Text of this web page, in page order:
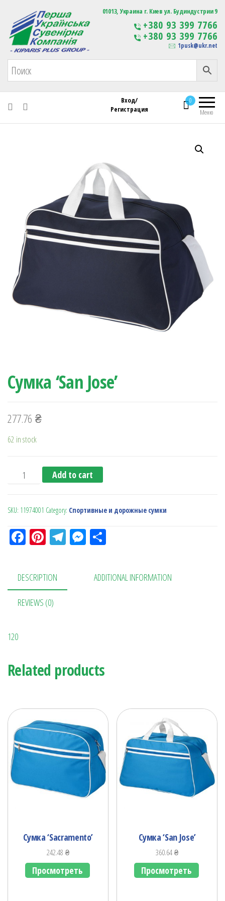
Первая Украинская Сувенирная Компания Изготовление
сувенирной продукции
с логотипом
01013, Украина г. Киев ул. Будиндустрии 9
+380 93 399 7766
+380 93 399 7766
1pusk@ukr.net
Меню
0
Вход/
Регистрация
Сумка ‘San Jose’
277.76 ₴
62 in stock
Сумка 'San Jose' quantity
Add to cart
SKU: 11974001 Category: Спортивные и дорожные сумки
Fa
bo
ok
Pi
er
es
t
Te
a
M
se
n
ра
в
DESCRIPTION ADDITIONAL INFORMATION
REVIEWS (0)
120
Related products
Сумка ‘Sacramento’
242.48 ₴
Просмотреть
Сумка ‘San Jose’
360.64₴
Просмотреть